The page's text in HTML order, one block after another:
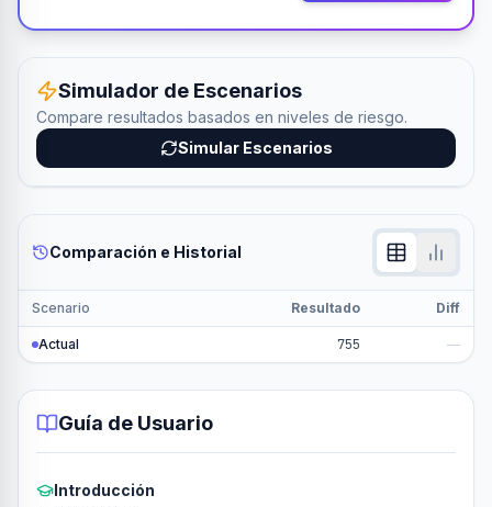
Simulador de Escenarios
Compare resultados basados en niveles de riesgo.
Simular Escenarios
Comparación e Historial
Scenario Resultado Diff
Actual 755 —
Guía de Usuario
Introducción